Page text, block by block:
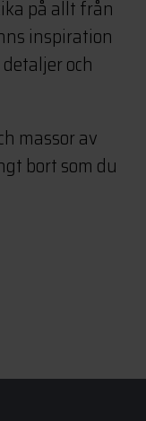
på allt från
inspiration
och
massor av
bort som du